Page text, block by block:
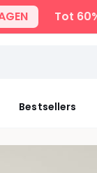
Tot
Bestsellers